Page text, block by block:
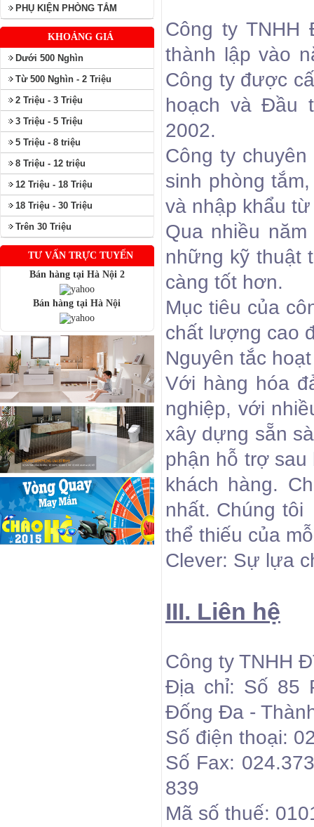
PHỤ KIỆN PHÒNG TẮM
KHOẢNG GIÁ
Dưới 500 Nghìn
Từ 500 Nghìn - 2 Triệu
2 Triệu - 3 Triệu
3 Triệu - 5 Triệu
5 Triệu - 8 triệu
8 Triệu - 12 triệu
12 Triệu - 18 Triệu
18 Triệu - 30 Triệu
Trên 30 Triệu
TƯ VẤN TRỰC TUYẾN
Bán hàng tại Hà Nội 2
Bán hàng tại Hà Nội
Công ty
thành lập vào
Công ty được
hoạch và Đầu
2002.
Công ty
sinh phòng
và nhập khẩu
Qua nhiều
những kỹ thuật
càng tốt hơn.
Mục tiêu của
chất lượng cao
Nguyên tắc
Với hàng hóa
nghiệp, với
xây dựng sẵn
phận hỗ trợ sau
khách hàng.
nhất. Chúng
thể thiếu của
Clever: Sự lựa
III. Liên hệ
Công ty TNHH
Địa chỉ: Số 85
Đống Đa -
Số điện thoại:
Số Fax:
839
Mã số thuế: